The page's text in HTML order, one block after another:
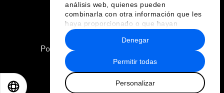
análisis web, quienes pueden
combinarla con otra información que les
haya proporcionado o que hayan
recopilado a partir del uso que haya
hecho de sus servicios.
Permitir todas
Personalizar
Denegar
Política de privacidad y normas de uso
2026 Foro Económico Mundial